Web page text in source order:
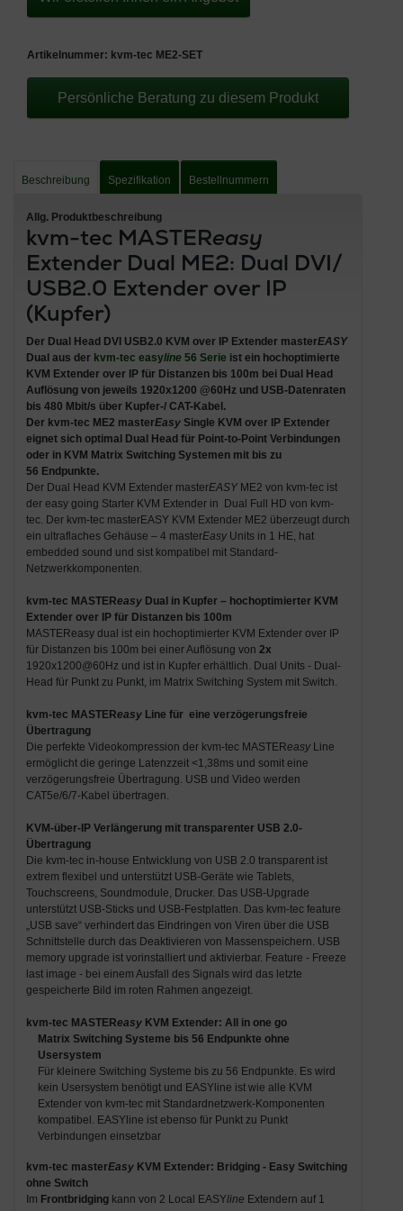
Artikelnummer: kvm-tec ME2-SET
Persönliche Beratung zu diesem Produkt
Beschreibung Spezifikation Bestellnummern
Allg. Produktbeschreibung
kvm-tec MASTEReasy
Extender Dual ME2: Dual DVI/
USB2.0 Extender over IP
(Kupfer)
Der Dual Head DVI USB2.0 KVM over IP Extender masterEASY
Dual aus der kvm-tec easyline 56 Serie ist ein hochoptimierte
KVM Extender over IP für Distanzen bis 100m bei Dual Head
Auflösung von jeweils 1920x1200 @60Hz und USB-Datenraten
bis 480 Mbit/s über Kupfer-/ CAT-Kabel .
Der kvm-tec ME2 masterEasySingle KVM over IP Extender
eignet sich optimal Dual Head für Point-to-Point Verbindungen
oder in KVM Matrix Switching Systemen mit bis zu
56 Endpunkte.
Der Dual Head KVM Extender masterEASYME2 von kvm-tec ist
der easy going Starter KVM Extender in Dual Full HD von kvm-
tec. Der kvm-tec masterEASY KVM Extender ME2 überzeugt durch
ein ultraflaches Gehäuse – 4 masterEasyUnits in 1 HE, hat
embedded sound und sist kompatibel mit Standard-
Netzwerkkomponenten.
kvm-tec MASTEReasyDual in Kupfer – hochoptimierter KVM
Extender over IP für Distanzen bis 100m
MASTEReasy dual ist ein hochoptimierter KVM Extender over IP
für Distanzen bis 100m bei einer Auflösung von 2x
1920x1200@60Hz und ist in Kupfer erhältlich. Dual Units - Dual-
Head für Punkt zu Punkt, im Matrix Switching System mit Switch.
kvm-tec MASTEReasyLine für eine verzögerungsfreie
Übertragung
Die perfekte Videokompression der kvm-tec MASTEReasyLine
ermöglicht die geringe Latenzzeit <1,38ms und somit eine
verzögerungsfreie Übertragung. USB und Video werden
CAT5e/6/7-Kabel übertragen.
KVM-über-IP Verlängerung mit transparenter USB 2.0-
Übertragung
Die kvm-tec in-house Entwicklung von USB 2.0 transparent ist
extrem flexibel und unterstützt USB-Geräte wie Tablets,
Touchscreens, Soundmodule, Drucker. Das USB-Upgrade
unterstützt USB-Sticks und USB-Festplatten. Das kvm-tec feature
„USB save“ verhindert das Eindringen von Viren über die USB
Schnittstelle durch das Deaktivieren von Massenspeichern. USB
memory upgrade ist vorinstalliert und aktivierbar. Feature - Freeze
last image - bei einem Ausfall des Signals wird das letzte
gespeicherte Bild im roten Rahmen angezeigt.
kvm-tec MASTEReasyKVM Extender: All in one go
Matrix Switching Systeme bis 56 Endpunkte ohne
Usersystem
Für kleinere Switching Systeme bis zu 56 Endpunkte. Es wird
kein Usersystem benötigt und EASYline ist wie alle KVM
Extender von kvm-tec mit Standardnetzwerk-Komponenten
kompatibel. EASYline ist ebenso für Punkt zu Punkt
Verbindungen einsetzbar
kvm-tec masterEasyKVM Extender: Bridging - Easy Switching
ohne Switch
Im Frontbridgingkann von 2 Local EASYline Extendern auf 1